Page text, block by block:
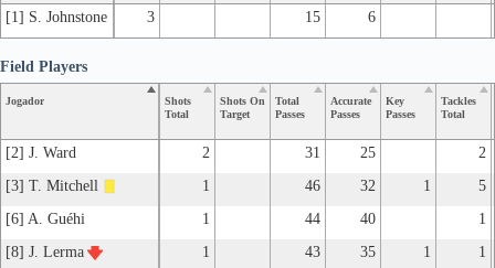
[1] S. Johnstone 3 15 6
Jogador
Shots
Total
Shots On
Target
Total
Passes
Accurate
Passes
Key
Passes
Tackles
Total
[2] J. Ward 2 31 25
2
[3] T. Mitchell
1 46 32 1
5
[6] A. Guéhi
1 44 40
1
[8] J. Lerma
1 43 35 1
1
Field Players